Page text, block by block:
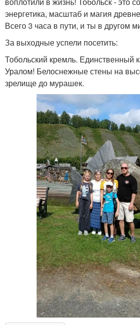
энергетика, масштаб и магия
Всего 3 часа в пути, и ты в другом
За выходные успели посетить:
Тобольский кремль. Единственный
Уралом! Белоснежные стены на
зрелище до мурашек.